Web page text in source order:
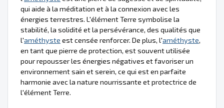
qui aide à la méditation et à la connexion avec les
énergies terrestres. L'élément Terre symbolise la
stabilité, la solidité et la persévérance, des qualités que
l'améthyste est censée renforcer. De plus, l'améthyste,
en tant que pierre de protection, est souvent utilisée
pour repousser les énergies négatives et favoriser un
environnement sain et serein, ce qui est en parfaite
harmonie avec la nature nourrissante et protectrice de
l'élément Terre.